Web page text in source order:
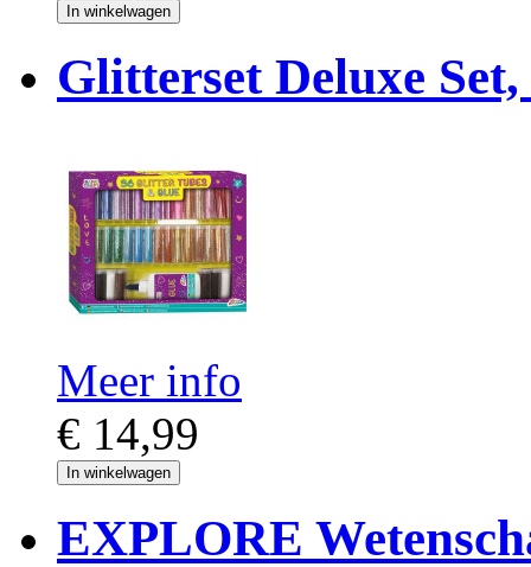
In winkelwagen
Glitterset Deluxe
Meer info
€ 14,99
In winkelwagen
EXPLORE